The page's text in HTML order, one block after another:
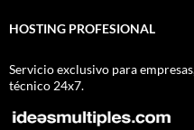
HOSTING PROFESIONAL
Servicio exclusivo para
técnico 24x7.